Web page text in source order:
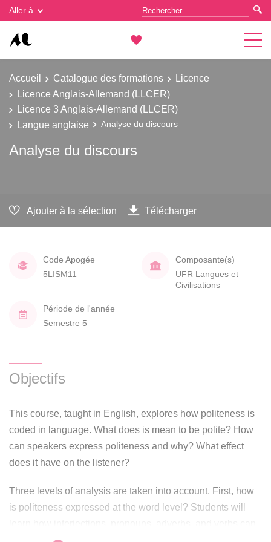
Aller à
Accueil Catalogue des formations
Licence
Licence Anglais-Allemand (LLCER)
Licence 3 Anglais-Allemand (LLCER)
Langue anglaise
Analyse du discours
Analyse du discours
Ajouter à la sélection Télécharger
Code Apogée
5LISM11
Composante(s)
UFR Langues et
Civilisations
Période de l'année
Semestre 5
Objectifs
This course, taught in English, explores how politeness is
coded in language. What does is mean to be polite? How
can speakers express politeness and why? What effect
does it have on the listener?
Three levels of analysis are taken into account. First, how
is politeness expressed at the word level? Students will
all encode politeness. Uses of the preterite and modal
Gestion des cookies